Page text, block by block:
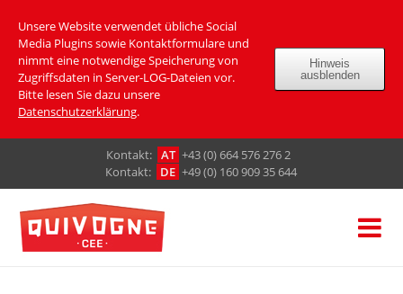
Unsere Website verwendet übliche Social
Media Plugins sowie Kontaktformulare und
nimmt eine notwendige Speicherung von
Zugriffsdaten in Server-LOG-Dateien vor.
Bitte lesen Sie dazu unsere
Datenschutzerklärung.
Hinweis
ausblenden
Кontakt: AT +43 (0) 664 576 276 2
Кontakt:
DE +49 (0) 160 909 35 644